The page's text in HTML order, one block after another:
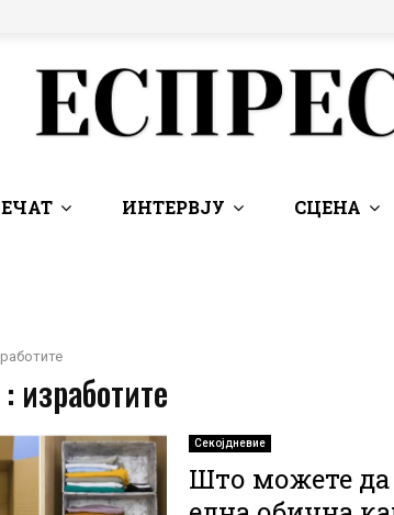
ИНТЕРВЈУ СЦЕНА
изработите
Секојдневие
Што можете да